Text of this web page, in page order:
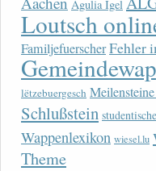
Agulia Igel
Loutsch
FamiljefuerscherFehler
lëtzebuergesch
Schlußstein
Wappenlexikon wiesel.lu
Theme